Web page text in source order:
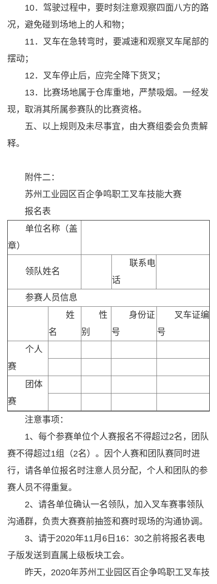
10．驾驶过程中，要时刻注意观察四面八方的路
况，避免碰到场地上的人和物；
11．叉车在急转弯时，要减速和观察叉车尾部的
摆动；
12．叉车停止后，应完全降下货叉；
13．比赛场地属于仓库重地，严禁吸烟。一经发
现，取消其所属参赛队的比赛资格。
五、以上规则及未尽事宜，由大赛组委会负责解
释。
附件二：
苏州工业园区百企争鸣职工叉车技能大赛
报名表
单位名称（盖
章）
领队姓名
联系电
话
参赛人员信息
姓
名
性
别
身份证
号
叉车证编
号
个人
赛
团体
赛
注意事项：
1、每个参赛单位个人赛报名不得超过2名，团队
赛不得超过1组（2名）。因个人赛和团队赛同时进
行，请各单位报名时注意人员分配，个人和团队的参
赛人员不得重复。
2、请各单位确认一名领队，加入叉车赛事领队
沟通群，负责大赛赛前抽签和赛时现场的沟通协调。
3、请于2020年11月6日16：30之前将报名表电
子版发送到直属上级板块工会。
昨天，2020年苏州工业园区百企争鸣职工叉车技